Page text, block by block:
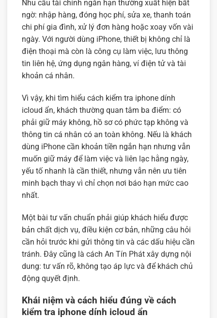
Nhu cầu tài chính ngắn hạn thường xuất hiện bất
ngờ: nhập hàng, đóng học phí, sửa xe, thanh toán
chi phí gia đình, xử lý đơn hàng hoặc xoay vốn vài
ngày. Với người dùng iPhone, thiết bị không chỉ là
điện thoại mà còn là công cụ làm việc, lưu thông
tin liên hệ, ứng dụng ngân hàng, ví điện tử và tài
khoản cá nhân.
Vì vậy, khi tìm hiểu cách kiểm tra iphone dính
icloud ẩn, khách thường quan tâm ba điểm: có
phải giữ máy không, hồ sơ có phức tạp không và
thông tin cá nhân có an toàn không. Nếu là khách
dùng iPhone cần khoản tiền ngắn hạn nhưng vẫn
muốn giữ máy để làm việc và liên lạc hằng ngày,
yếu tố nhanh là cần thiết, nhưng vẫn nên ưu tiên
minh bạch thay vì chỉ chọn nơi báo hạn mức cao
nhất.
Một bài tư vấn chuẩn phải giúp khách hiểu được
bản chất dịch vụ, điều kiện cơ bản, những câu hỏi
cần hỏi trước khi gửi thông tin và các dấu hiệu cần
tránh. Đây cũng là cách An Tín Phát xây dựng nội
dung: tư vấn rõ, không tạo áp lực và để khách chủ
động quyết định.
Khái niệm và cách hiểu đúng về cách
kiểm tra iphone dính icloud ẩn